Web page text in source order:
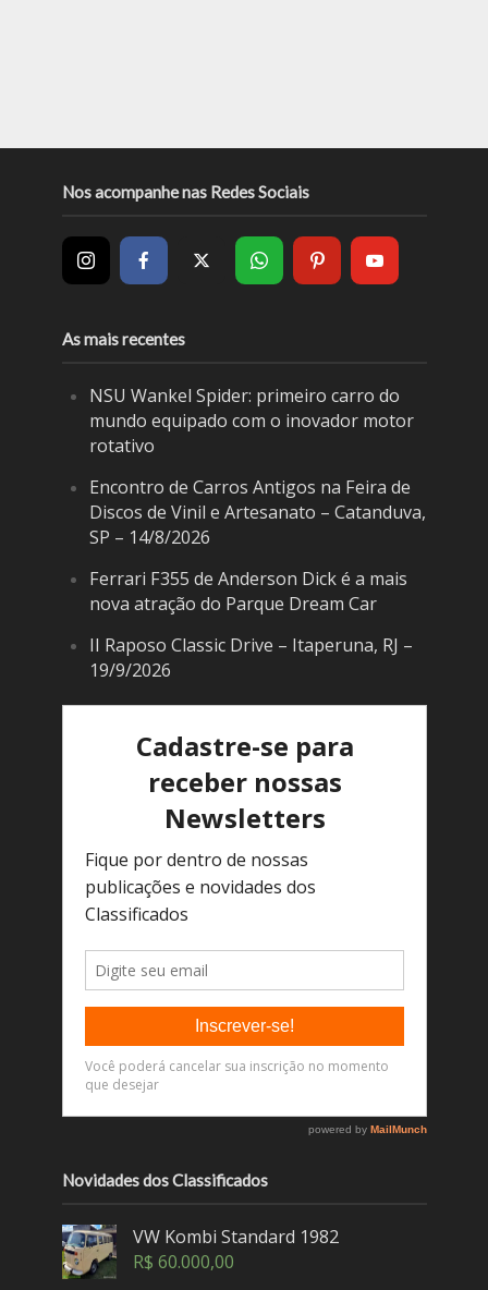
Nos acompanhe nas Redes Sociais
As mais recentes
NSU Wankel Spider: primeiro carro do
mundo equipado com o inovador motor
rotativo
Encontro de Carros Antigos na Feira de
Discos de Vinil e Artesanato – Catanduva,
SP – 14/8/2026
Ferrari F355 de Anderson Dick é a mais
nova atração do Parque Dream Car
II Raposo Classic Drive – Itaperuna, RJ –
19/9/2026
Novidades dos Classificados
VW Kombi Standard 1982
R$ 60.000,00